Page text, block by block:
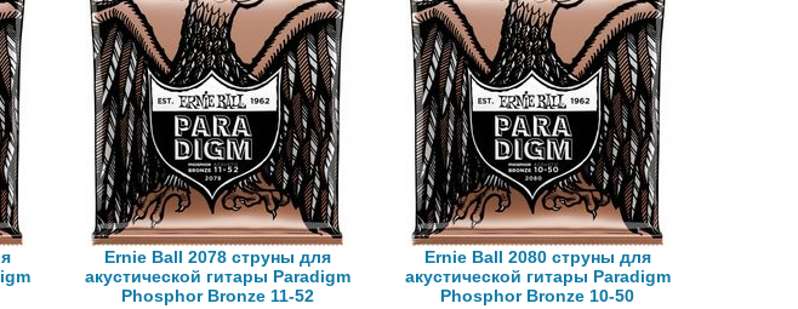
Ernie Ball 2078 струны для
акустической гитары Paradigm
Phosphor Bronze 11-52
Ernie Ball 2080 струны для
акустической гитары Paradigm
Phosphor Bronze 10-50